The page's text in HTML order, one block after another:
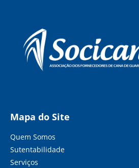
Mapa do Site
Quem Somos
Sutentabilidade
Serviços